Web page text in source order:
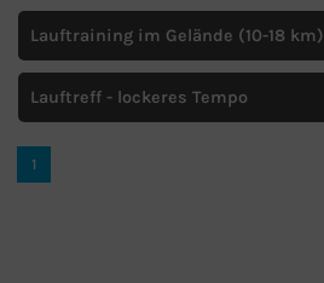
Lauftraining im Gelände (10-18 km)
Lauftreff - lockeres Tempo
1